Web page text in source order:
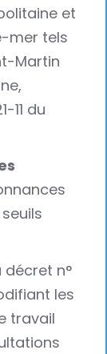
et
mer tels
Martin
11 du
n°
les
travail